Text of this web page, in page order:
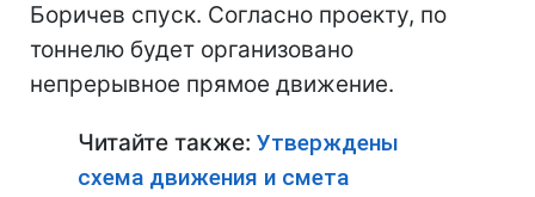
Боричев спуск. Согласно проекту, по
тоннелю будет организовано
непрерывное прямое движение.
Читайте также: Утверждены
схема движения и смета